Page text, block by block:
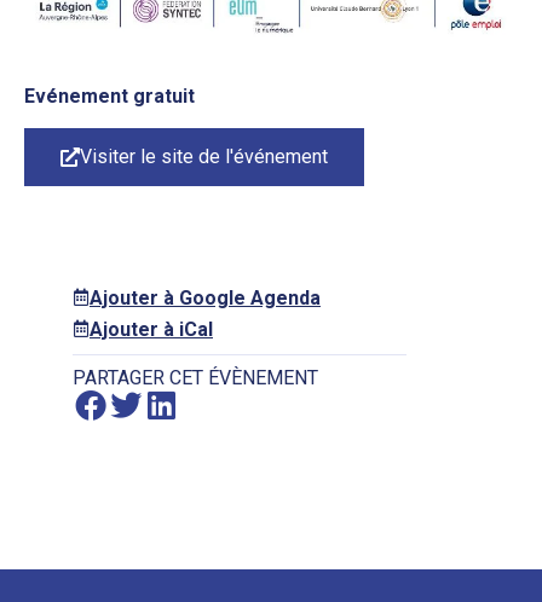
Evénement gratuit
Visiter le site de l'événement
Ajouter à Google Agenda
Ajouter à iCal
PARTAGER CET ÉVÈNEMENT